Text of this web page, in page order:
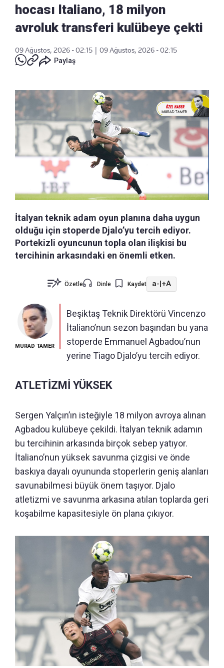
hocası Italiano, 18 milyon
avroluk transferi kulübeye çekti
09 Ağustos, 2026 - 02:15
09 Ağustos, 2026 - 02:15
Paylaş
İtalyan teknik adam oyun planına daha uygun
olduğu için stoperde Djalo’yu tercih ediyor.
Portekizli oyuncunun topla olan ilişkisi bu
tercihinin arkasındaki en önemli etken.
Özetle Dinle Kaydet a-|+A
MURAD TAMER
Beşiktaş Teknik Direktörü Vincenzo
İtaliano’nun sezon başından bu yana
stoperde Emmanuel Agbadou’nun
yerine Tiago Djalo’yu tercih ediyor.
ATLETİZMİ YÜKSEK
Sergen Yalçın’ın isteğiyle 18 milyon avroya alınan
Agbadou kulübeye çekildi. İtalyan teknik adamın
bu tercihinin arkasında birçok sebep yatıyor.
İtaliano’nun yüksek savunma çizgisi ve önde
baskıya dayalı oyununda stoperlerin geniş alanları
savunabilmesi büyük önem taşıyor. Djalo
atletizmi ve savunma arkasına atılan toplarda geri
koşabilme kapasitesiyle ön plana çıkıyor.